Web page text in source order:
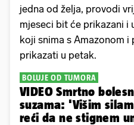
jedna od želja, provodi
mjeseci bit će prikazani i
koji snima s Amazonom i
prikazati u petak.
BOLUJE OD TUMORA
VIDEO Smrtno
suzama: 'Višim
reći da ne stignem